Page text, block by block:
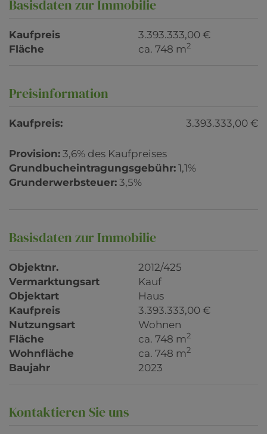
Basisdaten zur Immobilie
Kaufpreis
3.393.333,00 €
Fläche
ca. 748 m2
Preisinformation
Kaufpreis: 3.393.333,00 €
Provision: 3,6% des Kaufpreises
Grundbucheintragungsgebühr: 1,1%
Grunderwerbsteuer: 3,5%
Basisdaten zur Immobilie
Objektnr.
2012/425
Vermarktungsart
Kauf
Objektart
Haus
Kaufpreis
3.393.333,00 €
Nutzungsart
Wohnen
Fläche
ca. 748 m2
Wohnfläche ca. 748 m2
Baujahr 2023
Kontaktieren Sie uns